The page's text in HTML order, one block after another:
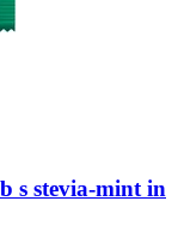
s stevia-​mint in